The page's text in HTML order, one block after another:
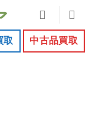
取 中古品買取